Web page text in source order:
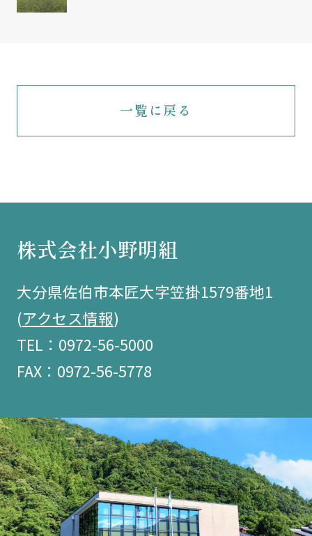
一覧に戻る
株式会社小野明組
大分県佐伯市本匠大字笠掛1579番地1
(アクセス情報)
TEL：0972-56-5000
FAX：0972-56-5778